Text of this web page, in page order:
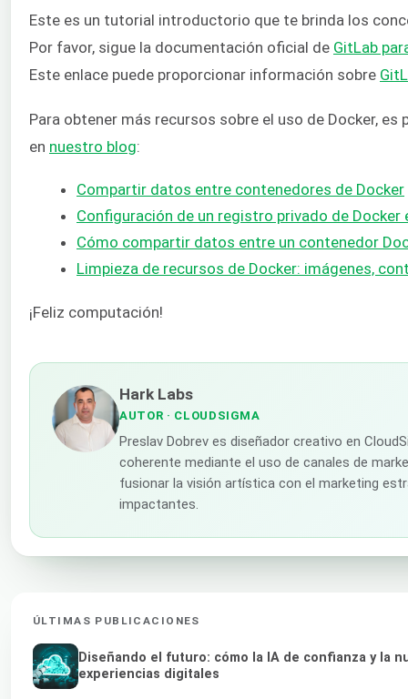
Este es un tutorial introductorio que te brinda los
Por favor, sigue la documentación oficial de GitLab
Este enlace puede proporcionar información sobre
Para obtener más recursos sobre el uso de Docker,
en nuestro blog:
Compartir datos entre contenedores de Docker
Configuración de un registro privado de Docker
Cómo compartir datos entre un contenedor
Limpieza de recursos de Docker: imágenes,
¡Feliz computación!
Hark Labs
AUTOR · CLOUDSIGMA
Preslav Dobrev es diseñador creativo en
coherente mediante el uso de canales de
fusionar la visión artística con el marketing
impactantes.
ÚLTIMAS PUBLICACIONES
Diseñando el futuro: cómo la IA de confianza y la
experiencias digitales